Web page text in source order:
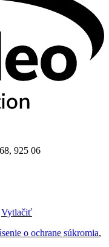
925 06
Vytlačiť
o ochrane súkromia,